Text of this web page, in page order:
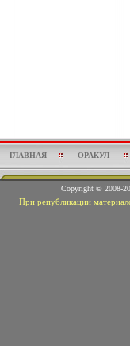
ГЛАВНАЯ ОРАКУЛ
Copyright © 2008-
При републикации